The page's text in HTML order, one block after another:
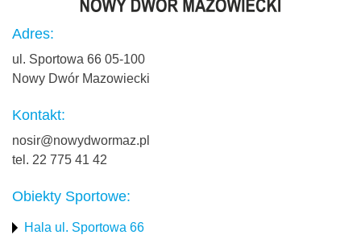
Adres:
ul. Sportowa 66 05-100
Nowy Dwór Mazowiecki
Kontakt:
nosir@nowydwormaz.pl
tel. 22 775 41 42
Obiekty Sportowe:
Hala ul. Sportowa 66